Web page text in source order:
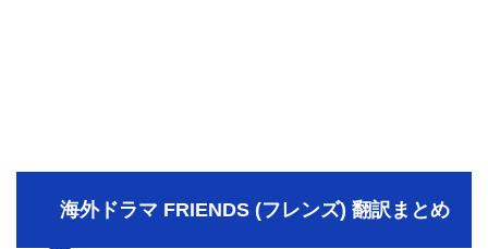
海外ドラマ FRIENDS (フレンズ) 翻訳まとめ